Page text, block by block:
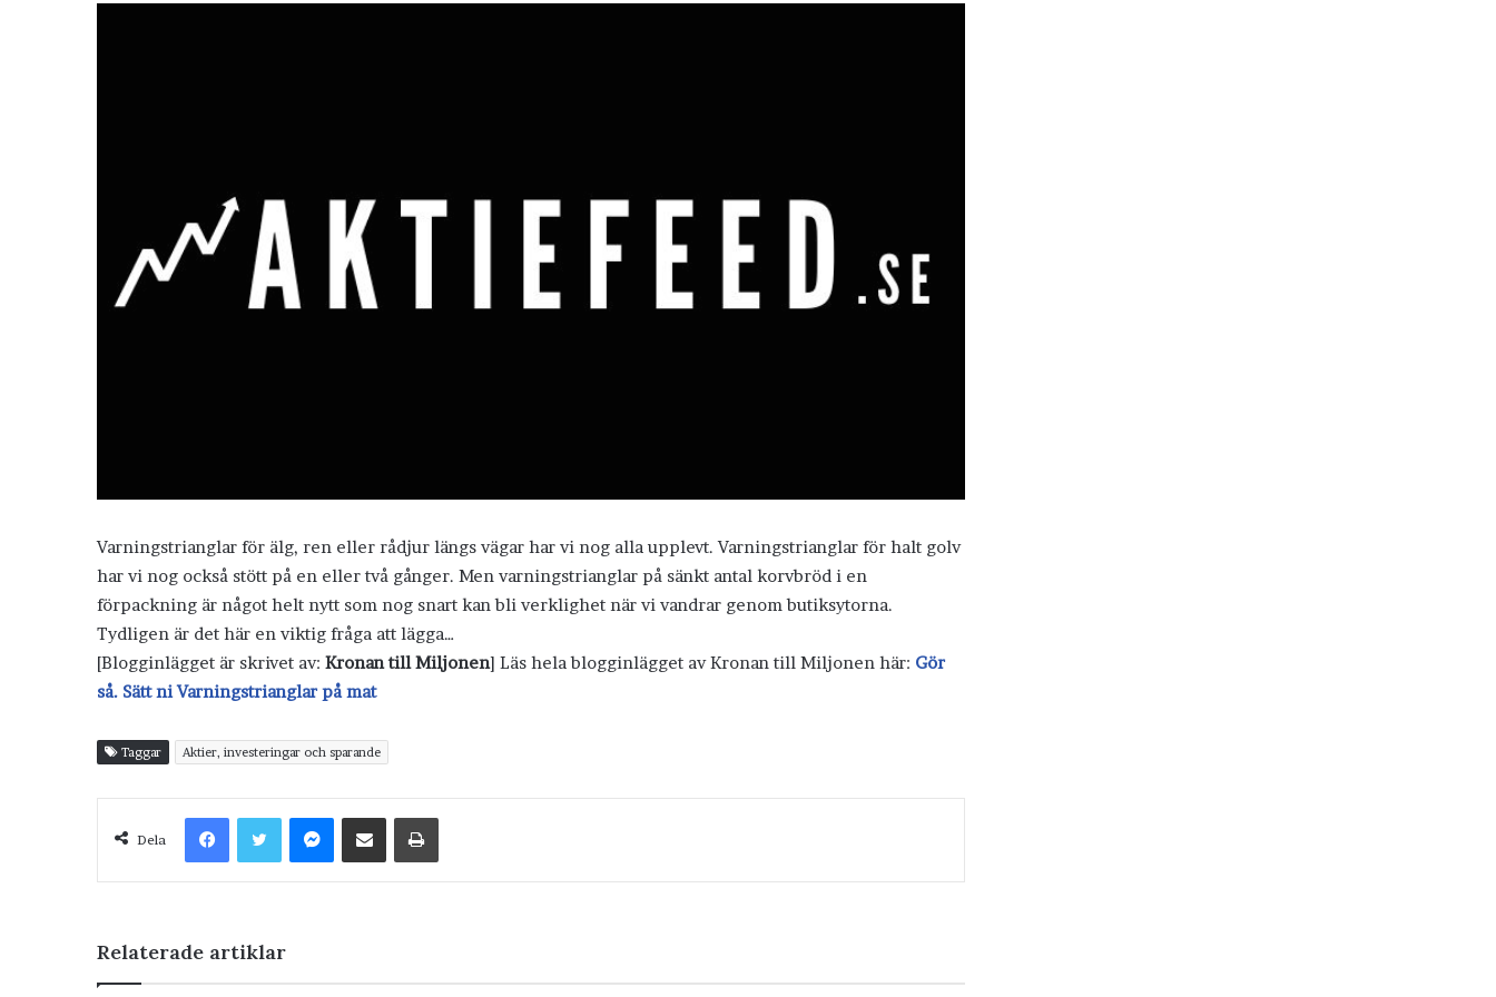
Varningstrianglar för älg, ren eller rådjur längs vägar har vi nog alla upplevt. Varningstrianglar för halt golv
har vi nog också stött på en eller två gånger. Men varningstrianglar på sänkt antal korvbröd i en
förpackning är något helt nytt som nog snart kan bli verklighet när vi vandrar genom butiksytorna.
Tydligen är det här en viktig fråga att lägga…
[Blogginlägget är skrivet av: Kronan till Miljonen] Läs hela blogginlägget av Kronan till Miljonen här: Gör
så. Sätt ni Varningstrianglar på mat
Taggar Aktier, investeringar och sparande
Dela
FacebookTwitterMessenger
Dela via e-post Skriv ut
Relaterade artiklar